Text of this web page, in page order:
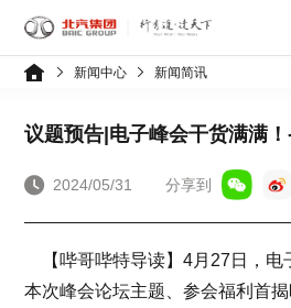
新闻中心 新闻简讯
议题预告|电子峰会干货满满
2024/05/31 分享到
【哔哥哔特导读】4月27日，电
本次峰会论坛主题、参会福利首